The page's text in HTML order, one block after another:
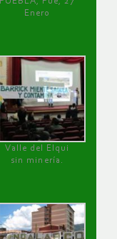
Enero
Valle del Elqui
sin minería.